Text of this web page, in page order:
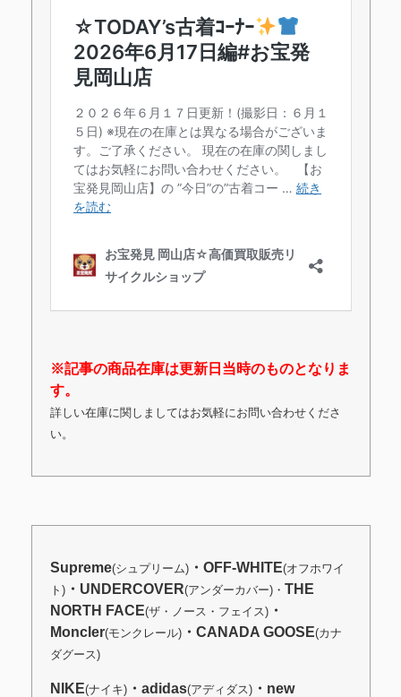
※記事の商品在庫は更新日当時のものとなりま
す。
詳しい在庫に関しましてはお気軽にお問い合わせくださ
い。
Supreme(シュプリーム)・OFF-WHITE(オフホワイ
ト)・UNDERCOVER(アンダーカバー)・ THE
NORTH FACE(ザ・ノース・フェイス)・
Moncler(モンクレール)・CANADA GOOSE(カナ
ダグース)
NIKE(ナイキ)・adidas(アディダス)・new